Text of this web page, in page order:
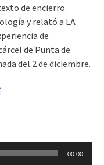
de encierro.
y relató a LA
de
de Punta de
del 2 de diciembre.
00:00